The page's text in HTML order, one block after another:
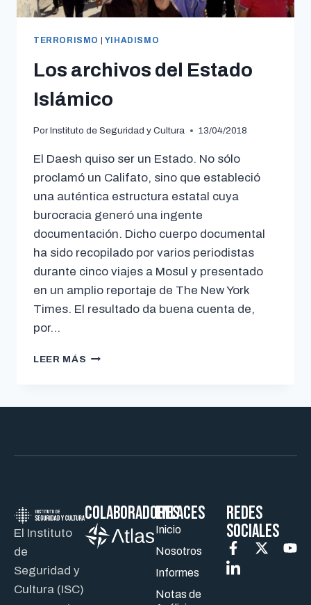
TERRORISMO YIHADISMO
Los archivos del Estado
Islámico
Por Instituto de Seguridad y Cultura 13/04/2018
El Daesh quiso ser un Estado. No sólo
proclamó un Califato, sino que estableció
una auténtica estructura estatal cuya
burocracia generó una ingente
documentación. Dicho cuerpo documental
ha sido recopilado por varios periodistas
durante cinco viajes a Mosul y presentado
en un amplio reportaje de The New York
Times. El resultado da buena cuenta de,
por…
LEER MÁS
El Instituto
de
Seguridad y
Cultura (ISC)
ColaboradoresENLACES
Inicio
Nosotros
Informes
Notas de
REDES
SOCIALES